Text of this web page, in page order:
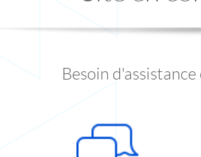
Besoin